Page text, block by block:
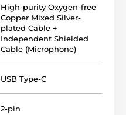
High-purity Oxygen-free
Copper Mixed Silver-
plated Cable +
Independent Shielded
Cable (Microphone)
USB Type-C
2-pin